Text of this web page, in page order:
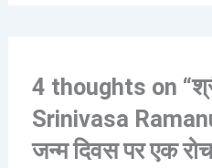
4 thoughts on
Srinivasa
जन्म दिवस पर एक